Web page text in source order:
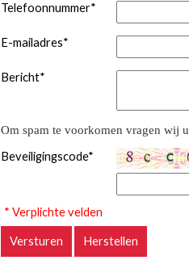
Telefoonnummer*
E-mailadres*
Bericht*
Om spam te voorkomen vragen wij
Beveiligingscode*
* Verplichte velden
Versturen Herstellen